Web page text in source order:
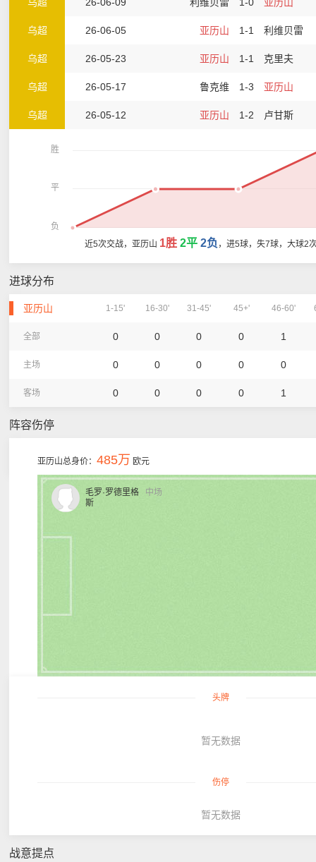
乌超 26-06-05 亚历山 1-1 利维贝雷
乌超 26-05-23 亚历山 1-1 克里夫
乌超 26-05-17 鲁克维 1-3 亚历山
乌超 26-05-12 亚历山 1-2 卢甘斯
胜
平
负
近5次交战，亚历山 1胜 2平 2负 ，进5球，失7球，大球2
进球分布
亚历山 1-15' 16-30' 31-45' 45+' 46-60'
全部 0 0 0 0 1
主场 0 0 0 0 0
客场 0 0 0 0 1
阵容伤停
亚历山总身价： 485万 欧元
中场
毛罗·罗德里格
斯
头牌
暂无数据
伤停
暂无数据
战意提点